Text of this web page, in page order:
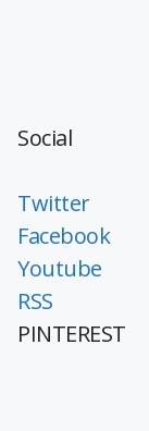
Social
Twitter
Facebook
Youtube
RSS
PINTEREST